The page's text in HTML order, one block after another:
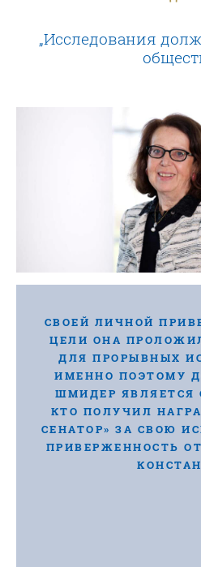
„Исследования
СВОЕЙ ЛИЧНОЙ
ЦЕЛИ ОНА
ДЛЯ ПРОРЫВНЫХ
ИМЕННО ПОЭТОМУ
ШМИДЕР ЯВЛЯЕТСЯ
КТО ПОЛУЧИЛ
СЕНАТОР» ЗА СВОЮ
ПРИВЕРЖЕННОСТЬ